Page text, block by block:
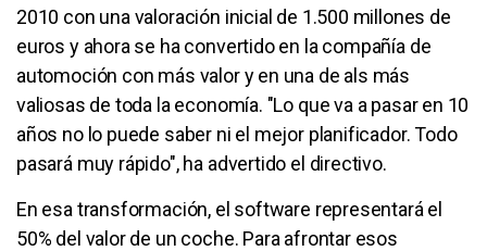
2010 con una valoración inicial de 1.500 millones de
euros y ahora se ha convertido en la compañía de
automoción con más valor y en una de als más
valiosas de toda la economía. "Lo que va a pasar en 10
años no lo puede saber ni el mejor planificador. Todo
pasará muy rápido", ha advertido el directivo.
En esa transformación, el software representará el
50% del valor de un coche. Para afrontar esos